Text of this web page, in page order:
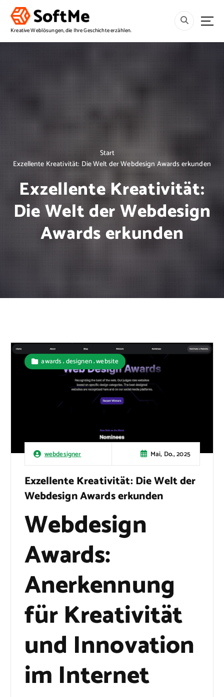
Kreative Weblösungen, die Ihre Geschichte erzählen.
Start
Exzellente Kreativität: Die Welt der Webdesign Awards erkunden
Exzellente Kreativität:
Die Welt der Webdesign
Awards erkunden
webdesigner Mai, Do., 2025
awards,designen,website
Exzellente Kreativität: Die Welt der
Webdesign Awards erkunden
Webdesign
Awards:
Anerkennung
für Kreativität
und Innovation
im Internet